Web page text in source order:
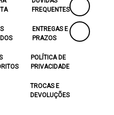
FREQUENTES
ENTREGAS E
PRAZOS
POLÍTICA DE
PRIVACIDADE
TROCAS E
DEVOLUÇÕES